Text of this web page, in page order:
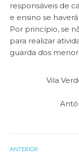
responsáveis de
e ensino se
Por princípio, se
para realizar
guarda dos
Vila
ANTERIOR